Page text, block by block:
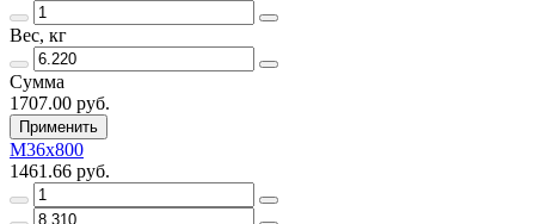
Вес, кг
Сумма
1707.00 руб.
Применить
М36х800
1461.66 руб.